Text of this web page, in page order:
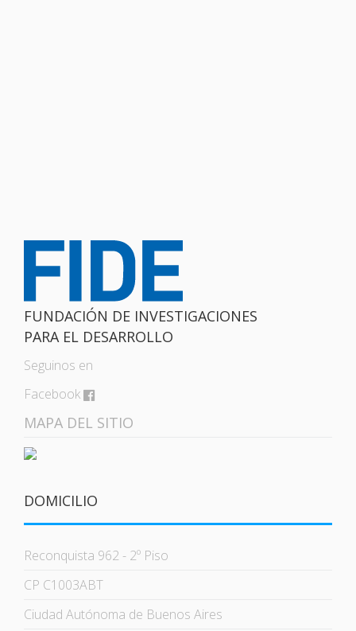
FUNDACIÓN DE INVESTIGACIONES
PARA EL DESARROLLO
Seguinos en
Facebook
MAPA DEL SITIO
DOMICILIO
Reconquista 962 - 2º Piso
CP C1003ABT
Ciudad Autónoma de Buenos Aires